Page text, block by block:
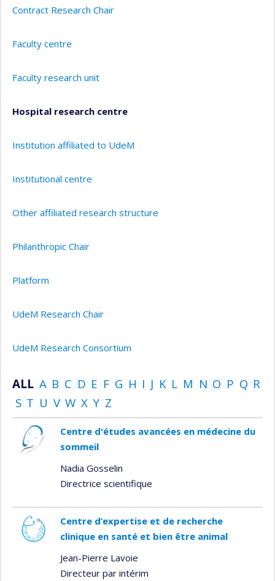
Contract Research Chair
Faculty centre
Faculty research unit
Hospital research centre
Institution affiliated to UdeM
Institutional centre
Other affiliated research structure
Philanthropic Chair
Platform
UdeM Research Chair
UdeM Research Consortium
ALL A B C D E F G H I J K L M N O P Q R
S T U V W X Y Z
Centre d'études avancées en médecine du
sommeil
Nadia Gosselin
Directrice scientifique
Centre d’expertise et de recherche
clinique en santé et bien être animal
Jean-Pierre Lavoie
Directeur par intérim